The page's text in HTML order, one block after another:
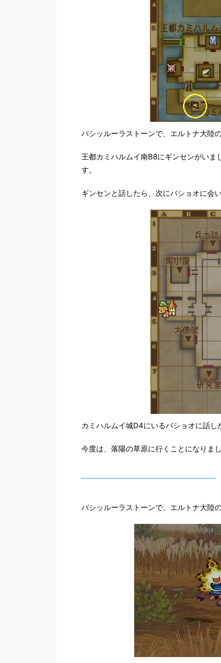
バシッルーラストーンで、エルトナ大陸
王都カミハルムイ南B8にギンセンがい
す。
ギンセンと話したら、次にバショオに会
カミハルムイ城D4にいるバショオに話し
今度は、落陽の草原に行くことになりま
バシッルーラストーンで、エルトナ大陸